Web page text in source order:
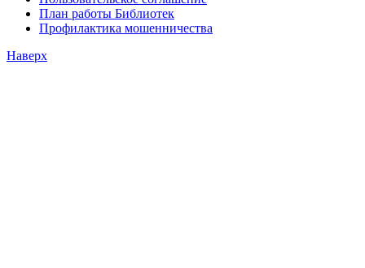
План работы Библиотек
Профилактика мошенничества
Наверх